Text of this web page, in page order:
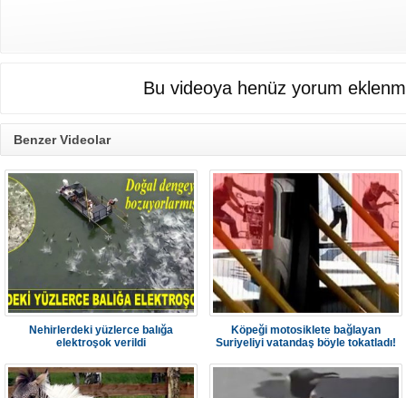
Bu videoya henüz yorum
Benzer Videolar
Nehirlerdeki yüzlerce balığa
elektroşok verildi
Köpeği motosiklete bağlayan
Suriyeliyi vatandaş böyle tokatladı!